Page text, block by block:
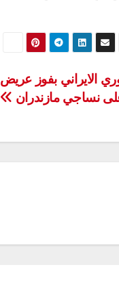
الايراني بفوز عريض
نساجي مازندران